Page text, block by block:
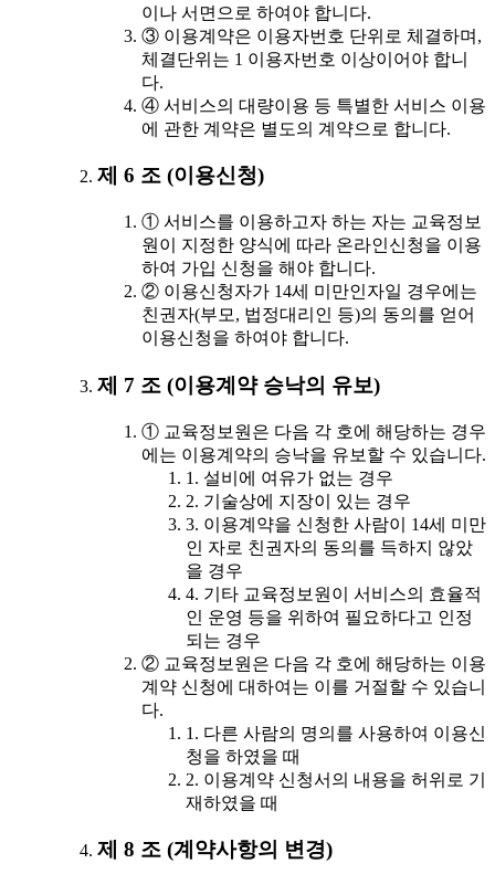
이나 서면으로 하여야 합니다.
③ 이용계약은 이용자번호 단위로 체결하며,
체결단위는 1 이용자번호 이상이어야 합니
다.
④ 서비스의 대량이용 등 특별한 서비스 이용
에 관한 계약은 별도의 계약으로 합니다.
제 6 조 (이용신청)
① 서비스를 이용하고자 하는 자는 교육정보
원이 지정한 양식에 따라 온라인신청을 이용
하여 가입 신청을 해야 합니다.
② 이용신청자가 14세 미만인자일 경우에는
친권자(부모, 법정대리인 등)의 동의를 얻어
이용신청을 하여야 합니다.
제 7 조 (이용계약 승낙의 유보)
① 교육정보원은 다음 각 호에 해당하는 경우
에는 이용계약의 승낙을 유보할 수 있습니다.
1. 설비에 여유가 없는 경우
2. 기술상에 지장이 있는 경우
3. 이용계약을 신청한 사람이 14세 미만
인 자로 친권자의 동의를 득하지 않았
을 경우
4. 기타 교육정보원이 서비스의 효율적
인 운영 등을 위하여 필요하다고 인정
되는 경우
② 교육정보원은 다음 각 호에 해당하는 이용
계약 신청에 대하여는 이를 거절할 수 있습니
다.
1. 다른 사람의 명의를 사용하여 이용신
청을 하였을 때
2. 이용계약 신청서의 내용을 허위로 기
재하였을 때
제 8 조 (계약사항의 변경)